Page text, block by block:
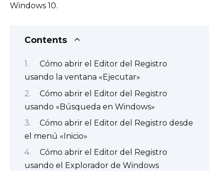
Windows 10.
Contents
Cómo abrir el Editor del Registro
usando la ventana «Ejecutar»
Cómo abrir el Editor del Registro
usando «Búsqueda en Windows»
Cómo abrir el Editor del Registro desde
el menú «Inicio»
Cómo abrir el Editor del Registro
usando el Explorador de Windows